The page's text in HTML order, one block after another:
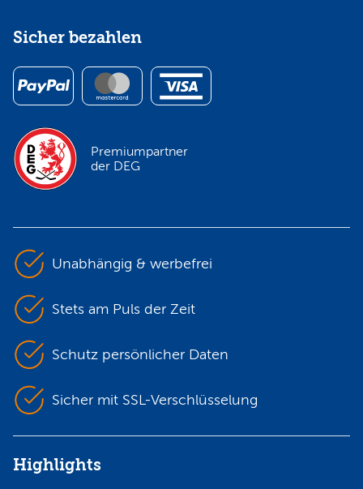
Sicher bezahlen
Premiumpartner
der DEG
Unabhängig & werbefrei
Stets am Puls der Zeit
Schutz persönlicher Daten
Sicher mit SSL-Verschlüsselung
Highlights